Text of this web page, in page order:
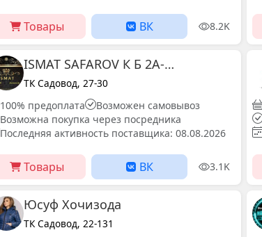
Товары ВК 8.2K
ISMAT SAFAROV К Б 2А-34 Женская одежда Садовод
ТК Садовод, 27-30
100% предоплата
Возможен самовывоз
Возможна покупка через посредника
Последняя активность поставщика: 08.08.2026
Товары ВК 3.1K
Юсуф Хочизода
ТК Садовод, 22-131